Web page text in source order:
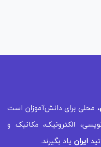
، محلی برای دانش‌آموزان است
الکترونیک، مکانیک و
ایران یاد بگیرند.